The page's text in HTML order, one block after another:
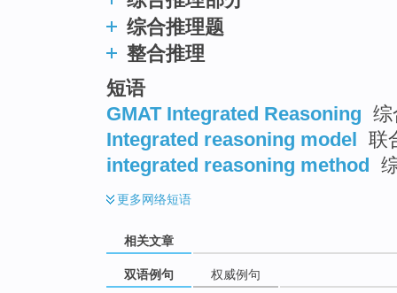
综合推理题
整合推理
短语
GMAT Integrated Reasoning 综
Integrated reasoning model 联
integrated reasoning method
更多网络短语
相关文章
双语例句 权威例句